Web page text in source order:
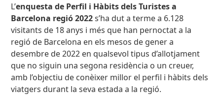
L’enquesta de Perfil i Hàbits dels Turistes a
Barcelona regió 2022s’ha dut a terme a 6.128
visitants de 18 anys i més que han pernoctat a la
regió de Barcelona en els mesos de gener a
desembre de 2022 en qualsevol tipus d’allotjament
que no siguin una segona residència o un creuer,
amb l’objectiu de conèixer millor el perfil i hàbits dels
viatgers durant la seva estada a la regió.